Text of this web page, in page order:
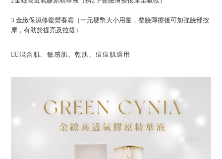
3.金緻保濕修復營養霜（一元硬幣大小用量，整臉薄擦後可加強臉部按
摩，有助於提亮及拉提）
👌🏼混合肌、敏感肌、乾肌、痘痘肌適用